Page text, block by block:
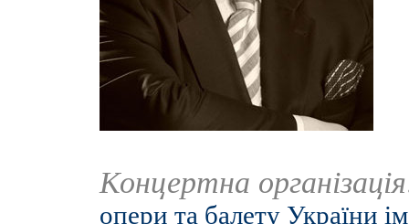
Концертна
опери та балету України